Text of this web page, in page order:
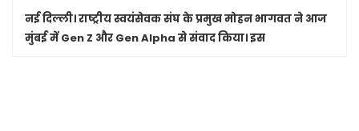
नई दिल्ली।राष्ट्रीय स्वयंसेवक संघ के प्रमुख मोहन भागवत ने आज
मुंबई में Gen Z और Gen Alpha से संवाद किया। इस